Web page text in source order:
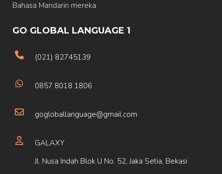
Bahasa Mandarin mereka.
GO GLOBAL LANGUAGE 1
(021) 82745139
0857 8018 1806
gogloballanguage@gmail.com
GALAXY
Jl. Nusa Indah Blok U No. 52, Jaka Setia, Bekasi